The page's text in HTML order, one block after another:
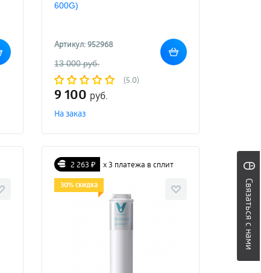
Связаться с нами
600G)
Артикул: 952968
13 000 руб.
(5.0)
9 100 руб.
На заказ
2 263 ₽ х 3 платежа в сплит
30% скидка